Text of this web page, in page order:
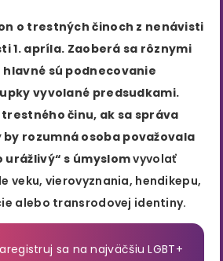
o trestných činoch z nenávisti
1. apríla. Zaoberá sa rôznymi
sú podnecovanie
vyvolané predsudkami.
činu, ak sa správa
rozumná osoba považovala
urážlivý“ s úmyslomvyvolať
veku, vierovyznania, hendikepu,
alebo transrodovej identiny.
sa na najväčšiu LGBT+